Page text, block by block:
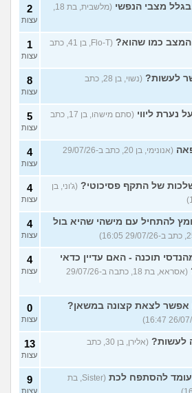
מצבי הנפשי 2
עצות
המצב כמו שהוא?
(Flo-T, בן 41, כתב
1
עצות
לעשות?
(נשוי, בן 28, כתב
8
עצות
נערת ליווי
(סתם מישהו, בן 17, כתב
5
עצות
(אנונימי, בן 20, כתב ב-29/07/26
4
עצות
של התקף פסיכוטי? (ג'וני, בן
4
עצות
להתחיל עם מישהי שהיא בול
4
עצות
תוכנה - האם עדיין כדאי
(אסראא, בת 18, כתבה ב-29/07/26
4
עצות
אפשר לצאת קצונה במשאן? 0
עצות
לעשות?
(אלירן, בן 30, כתב
13
עצות
להסתפח לכת
(Sister, בת
9
עצות